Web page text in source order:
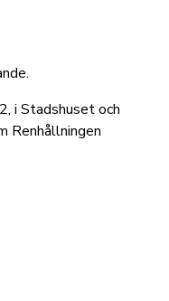
i Stadshuset och
Renhållningen